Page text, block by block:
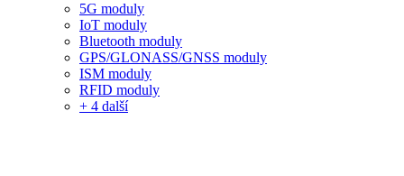
5G moduly
IoT moduly
Bluetooth moduly
GPS/GLONASS/GNSS moduly
ISM moduly
RFID moduly
+ 4 další